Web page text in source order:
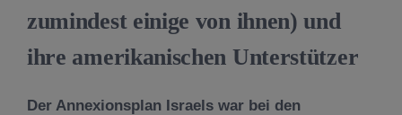
zumindest einige von ihnen) und
ihre amerikanischen Unterstützer
Der Annexionsplan Israels war bei den